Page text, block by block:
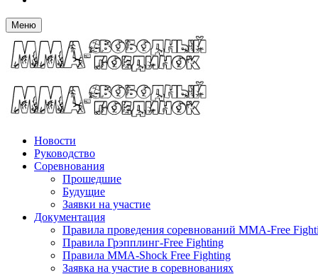
Меню
Новости
Руководство
Соревнования
Прошедшие
Будущие
Заявки на участие
Документация
Правила проведения соревнований MMA-Free
Правила Грэпплинг-Free Fighting
Правила MMA-Shock Free Fighting
Заявка на участие в соревнованиях